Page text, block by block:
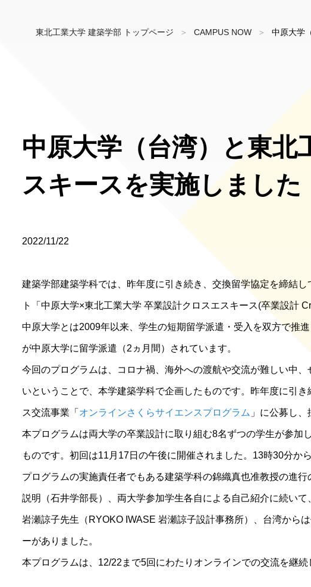
東北工業大学 建築学部 トップページ CAMPUS NOW 中原大学
中原大学（台湾）と東北
スキースを実施しました
2022/11/22
建築学部建築学科では、昨年度に引き続き、交換留学協定を締結
ト「中原大学×東北工業大学 卒業設計クロスエスキース(卒業設計
中原大学とは2009年以来、学生の短期留学派遣・受入を双方で推
が中原大学に留学派遣（2 ヵ月間）されています。
今回のプログラムは、コロナ禍、海外への渡航や交流が難しい中
いということで、本学建築学科で企画したものです。昨年度に引き
ス交流事業「 オンラインさくらサイエンスプログラム 」に公募し
本プログラムは両大学の卒業設計に取り組む8名ずつの学生が参加
ものです。初回は11 月 17日の午後に開催されました。 13時30分か
プログラムの実施責任者でもある建築学科の錦織真也准教授の進
説明（石井学部長）、両大学参加学生各自による自己紹介に続い
岩瀬諒子先生（ RYOKO IWASE 岩瀬諒子設計事務所）、台湾から
ーがありました。
本プログラムは、 12/22 まで5回にわたりオンラインでの交流を継続